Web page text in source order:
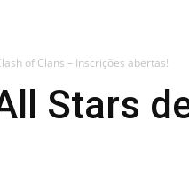
of Clans – Inscrições abertas!
Stars